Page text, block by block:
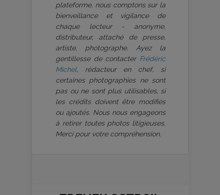
plateforme, nous comptons sur la
bienveillance et vigilance de
chaque lecteur - anonyme,
distributeur, attaché de presse,
artiste, photographe. Ayez la
gentillesse de contacter Frédéric
Michel, rédacteur en chef, si
certaines photographies ne sont
pas ou ne sont plus utilisables, si
les crédits doivent être modifiés
ou ajoutés. Nous nous engageons
à retirer toutes photos litigieuses.
Merci pour votre compréhension.